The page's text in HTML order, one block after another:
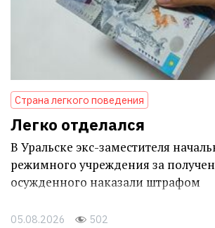
Страна легкого поведения
Легко отделался
В Уральске экс-заместителя
режимного учреждения за
осужденного наказали штрафом
05.08.2026 502